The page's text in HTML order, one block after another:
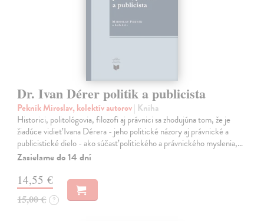
Dr. Ivan Dérer politik a publicista
Pekník Miroslav, kolektív autorov| Kniha
Historici, politológovia, filozofi aj právnici sa zhodujúna tom, že je
žiadúce vidieť Ivana Dérera - jeho politické názory aj právnické a
publicistické dielo - ako súčasť politického a právnického myslenia,…
Zasielame do 14 dní
14,55 €
15,00 € ?